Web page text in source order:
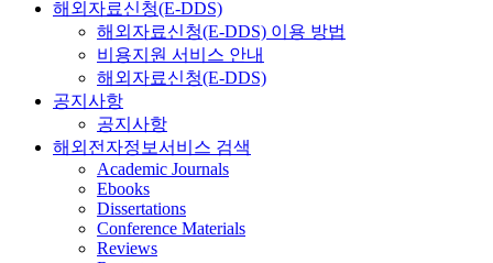
해외자료신청(E-DDS)
해외자료신청(E-DDS) 이용 방법
비용지원 서비스 안내
해외자료신청(E-DDS)
공지사항
공지사항
해외전자정보서비스 검색
Academic Journals
Ebooks
Dissertations
Conference Materials
Reviews